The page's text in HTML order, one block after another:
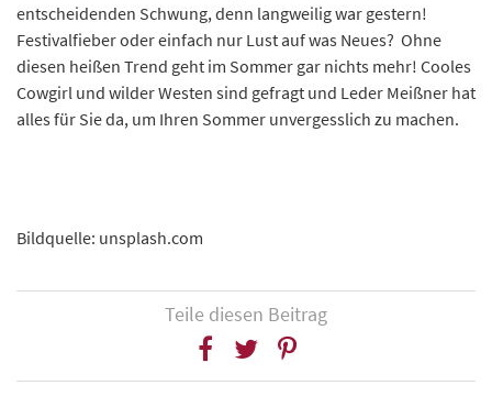
entscheidenden Schwung, denn langweilig war gestern!
Festivalfieber oder einfach nur Lust auf was Neues? Ohne
diesen heißen Trend geht im Sommer gar nichts mehr! Cooles
Cowgirl und wilder Westen sind gefragt und Leder Meißner hat
alles für Sie da, um Ihren Sommer unvergesslich zu machen.
Bildquelle: unsplash.com
Teile diesen Beitrag